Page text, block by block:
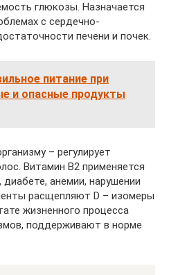
глюкозы. Назначается
с сердечно-
печени и почек.
питание при
и опасные продукты
– регулирует
Витамин B2 применяется
анемии, нарушении
расщепляют D – изомеры
жизненного процесса
поддерживают в норме